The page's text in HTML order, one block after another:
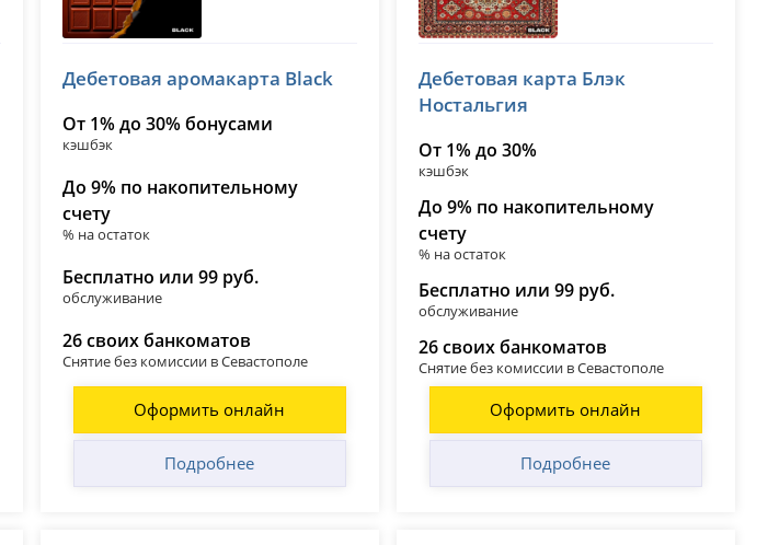
лицензия № 2673
Дебетовая аромакарта Black
От 1% до 30% бонусами
кэшбэк
До 9% по накопительному
счету
% на остаток
Бесплатно или 99 руб.
обслуживание
26 своих банкоматов
Снятие без комиссии в Севастополе
Оформить онлайн
Подробнее
лицензия № 2673
Дебетовая карта Блэк
Ностальгия
От 1% до 30%
кэшбэк
До 9% по накопительному
счету
% на остаток
Бесплатно или 99 руб.
обслуживание
26 своих банкоматов
Снятие без комиссии в Севастополе
Оформить онлайн
Подробнее